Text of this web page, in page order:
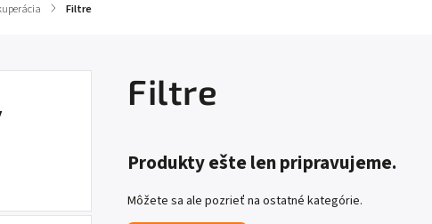
/ Filtre
Filtre
Produkty ešte len pripravujeme.
Môžete sa ale pozrieť na ostatné kategórie.